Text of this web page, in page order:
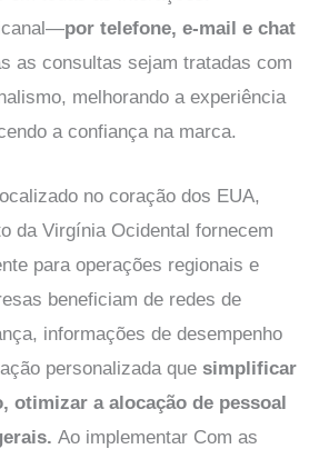
por telefone, e-mail e chat
as consultas sejam tratadas com
melhorando a experiência
a confiança na marca.
no coração dos EUA,
da Virgínia Ocidental fornecem
para operações regionais e
beneficiam de redes de
informações de desempenho
personalizada que simplificar
otimizar a alocação de pessoal
Ao implementar Com as